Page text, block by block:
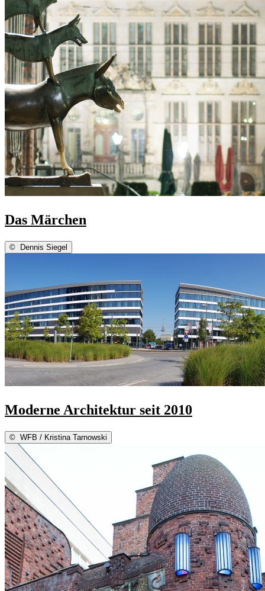
Das Märchen
© Dennis Siegel
Moderne Architektur seit 2010
© WFB / Kristina Tarnowski